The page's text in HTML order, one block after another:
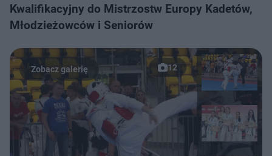
Kwalifikacyjny do Mistrzostw Europy Kadetów,
Młodzieżowców i Seniorów
12